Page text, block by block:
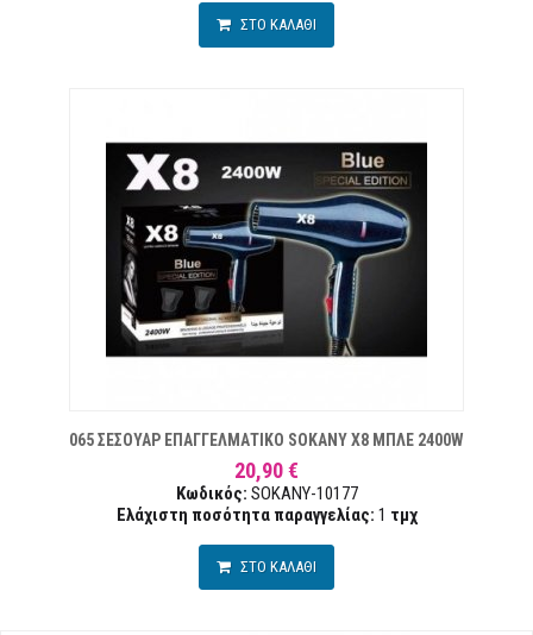
ΣΤΟ ΚΑΛΑΘΙ
065 ΣΕΣΟΥΑΡ ΕΠΑΓΓΕΛΜΑΤΙΚΟ SOKANY X8 ΜΠΛΕ 2400W
20,90 €
Κωδικός: SOKANY-10177
Ελάχιστη ποσότητα παραγγελίας: 1 τμχ
ΣΤΟ ΚΑΛΑΘΙ